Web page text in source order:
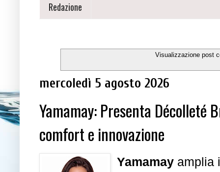
Redazione
Visualizzazione post
mercoledì 5 agosto 2026
Yamamay: Presenta Décolleté
comfort e innovazione
Yamamay amplia